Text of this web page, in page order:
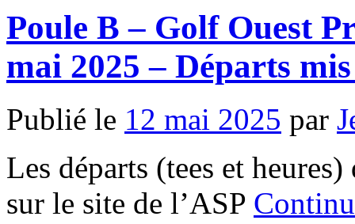
Golf
Ouest
Provence
Miramas
–
mars
2026
mis
à
jour
Poule B – Golf Ouest
mai 2025 – Départs
Publié le 12 mai 2025 par
Les départs (tees et
sur le site de l’ASP